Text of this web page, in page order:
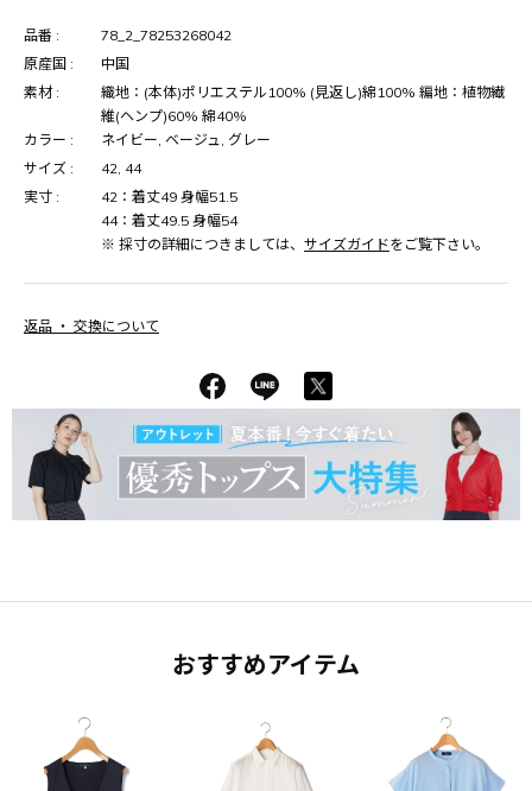
品番 :
78_2_78253268042
原産国 :
中国
素材 :
織地：(本体)ポリエステル100% (見返し)綿100% 編地：植物繊
維(ヘンプ)60% 綿40%
カラー :
ネイビー, ベージュ, グレー
サイズ :
42, 44
実寸 :
42：着丈49 身幅51.5
44：着丈49.5 身幅54
※ 採寸の詳細につきましては、 サイズガイドをご覧下さい。
返品 ・ 交換について
おすすめアイテム